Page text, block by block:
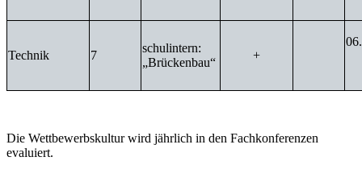
Technik 7
schulintern:
„Brückenbau“
+
Die Wettbewerbskultur wird jährlich in den Fachkonferenzen
evaluiert.